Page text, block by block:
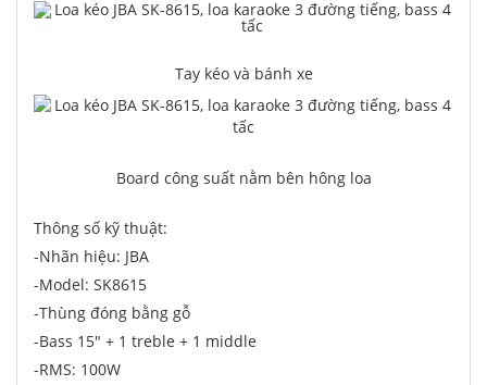
Tay kéo và bánh xe
Board công suất nằm bên hông loa
Thông số kỹ thuật:
-Nhãn hiệu: JBA
-Model: SK8615
-Thùng đóng bằng gỗ
-Bass 15" + 1 treble + 1 middle
-RMS: 100W